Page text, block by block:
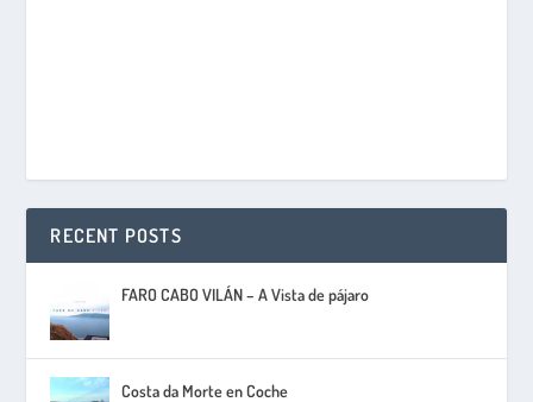
RECENT POSTS
FARO CABO VILÁN – A Vista de pájaro
Costa da Morte en Coche